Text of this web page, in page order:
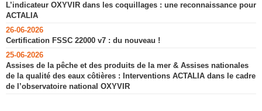
L’indicateur OXYVIR dans les coquillages : une reconnaissance pour
ACTALIA
26-06-2026
Certification FSSC 22000 v7 : du nouveau !
25-06-2026
Assises de la pêche et des produits de la mer & Assises nationales
de la qualité des eaux côtières : Interventions ACTALIA dans le cadre
de l’observatoire national OXYVIR